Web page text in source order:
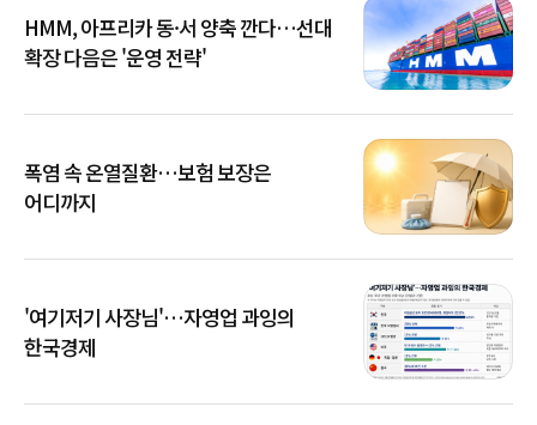
HMM, 아프리카 동·서 양축 깐다…선대
확장 다음은 '운영 전략'
폭염 속 온열질환…보험 보장은
어디까지
'여기저기 사장님'…자영업 과잉의
한국경제